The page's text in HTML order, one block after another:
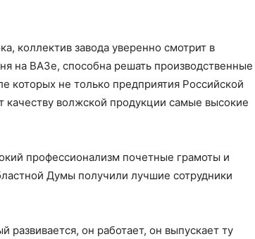
коллектив завода уверенно смотрит в
на ВАЗе, способна решать производственные
которых не только предприятия Российской
волжской продукции самые высокие
профессионализм почетные грамоты и
Думы получили лучшие сотрудники
развивается, он работает, он выпускает ту